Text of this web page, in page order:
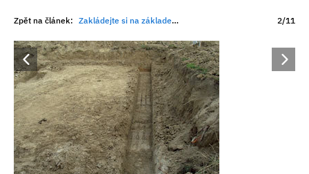
Zpět na článek: Zakládejte si na základech 2/11